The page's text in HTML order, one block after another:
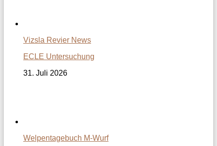
Vizsla Revier News
ECLE Untersuchung
31. Juli 2026
Welpentagebuch M-Wurf